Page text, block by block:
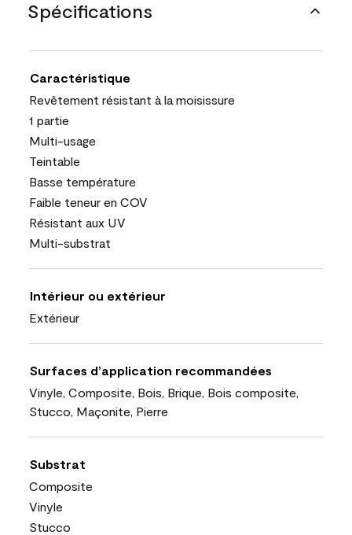
Spécifications
Caractéristique
Revêtement résistant à la moisissure
1 partie
Multi-usage
Teintable
Basse température
Faible teneur en COV
Résistant aux UV
Multi-substrat
Intérieur ou extérieur
Extérieur
Surfaces d’application recommandées
Vinyle, Composite, Bois, Brique, Bois composite,
Stucco, Maçonite, Pierre
Substrat
Composite
Vinyle
Stucco